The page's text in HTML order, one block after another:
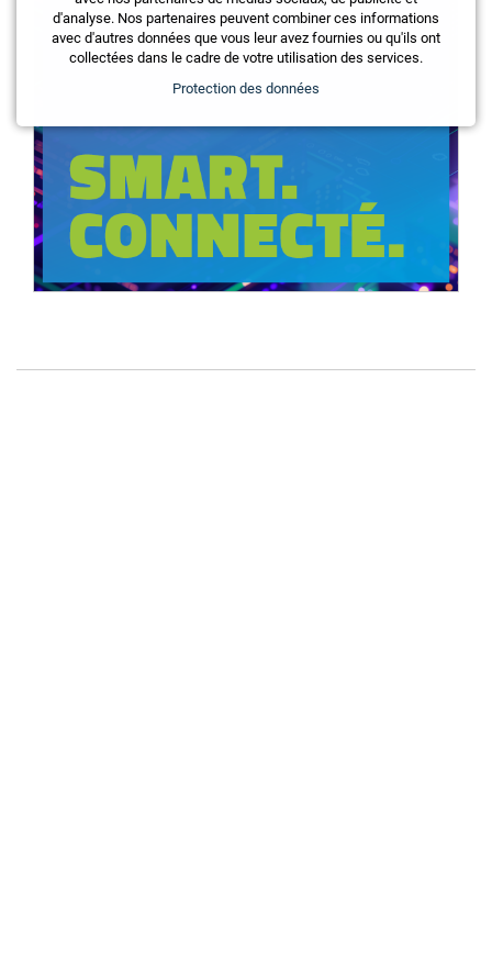
d'analyse. Nos partenaires peuvent combiner ces informations
avec d'autres données que vous leur avez fournies ou qu'ils ont
collectées dans le cadre de votre utilisation des services.
Protection des données